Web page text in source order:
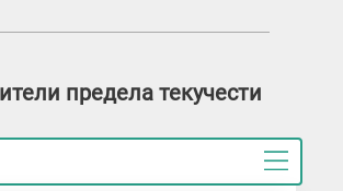
предела текучести